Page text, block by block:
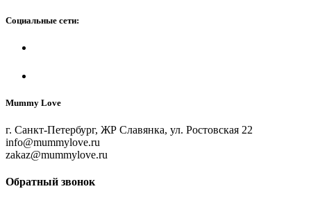
Социальные сети:
Mummy Love
г. Санкт-Петербург, ЖР Славянка, ул. Ростовская 22
info@mummylove.ru
zakaz@mummylove.ru
Обратный звонок